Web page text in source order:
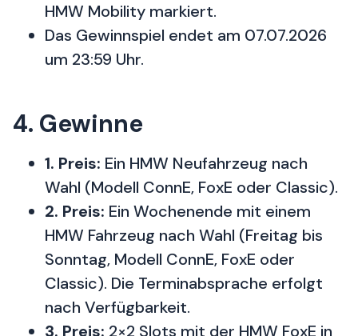
HMW Mobility markiert.
Das Gewinnspiel endet am 07.07.2026
um 23:59 Uhr.
4. Gewinne
1. Preis: Ein HMW Neufahrzeug nach
Wahl (Modell ConnE, FoxE oder Classic).
2. Preis: Ein Wochenende mit einem
HMW Fahrzeug nach Wahl (Freitag bis
Sonntag, Modell ConnE, FoxE oder
Classic). Die Terminabsprache erfolgt
nach Verfügbarkeit.
3. Preis: 2×2 Slots mit der HMW FoxE in